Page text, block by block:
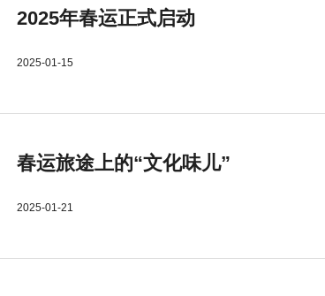
2025年春运正式启动
2025-01-15
春运旅途上的“文化味儿”
2025-01-21